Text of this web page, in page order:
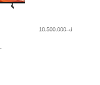
18.500.000 đ